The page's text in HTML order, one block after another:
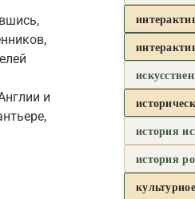
и
история
история